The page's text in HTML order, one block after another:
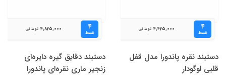
۴
قسط
4,425,000 تومانی
دستبند نقره پاندورا مدل قفل
قلبی لوگودار
۴
قسط
4,825,000 تومانی
دستبند دقایق گیره‌ دایره‌ای
زنجیر ماری نقره‌ای پاندورا